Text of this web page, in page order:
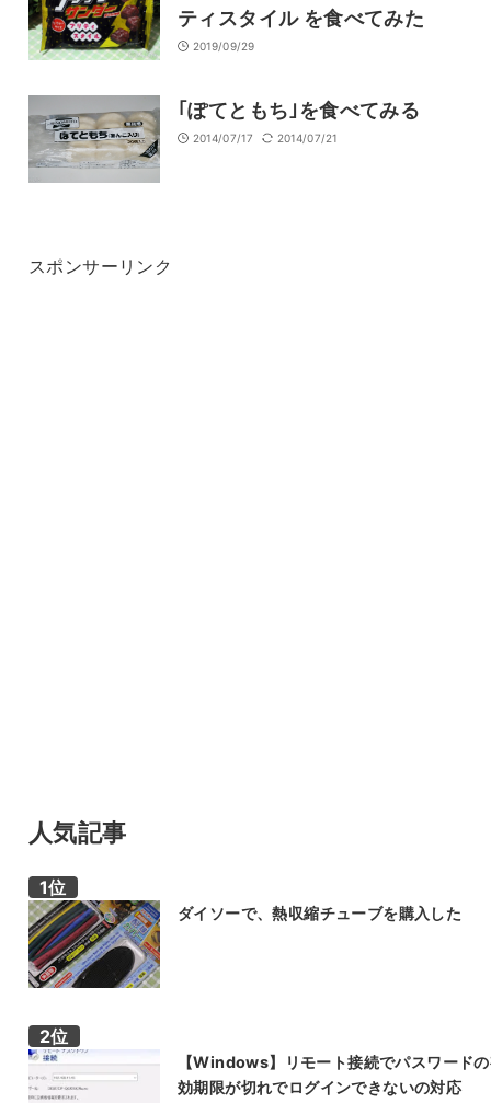
ティスタイル を食べてみた
2019/09/29
｢ぽてともち｣を食べてみる
2014/07/17 2014/07/21
スポンサーリンク
人気記事
ダイソーで、熱収縮チューブを購入した
【Windows】リモート接続でパスワード
効期限が切れでログインできないの対応